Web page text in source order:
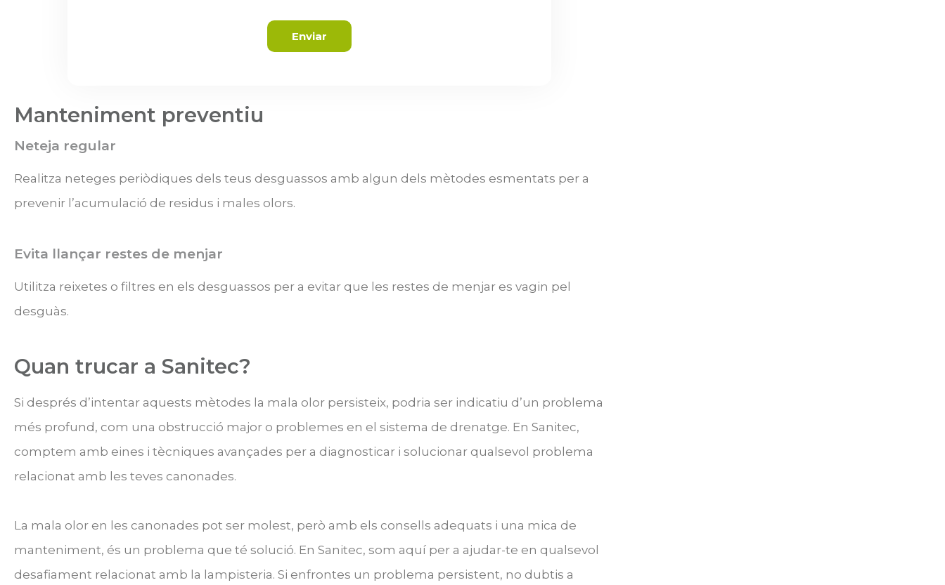
Enviar
Manteniment preventiu
Neteja regular
Realitza neteges periòdiques dels teus desguassos amb algun dels mètodes esmentats per a
prevenir l’acumulació de residus i males olors.
Evita llançar restes de menjar
Utilitza reixetes o filtres en els desguassos per a evitar que les restes de menjar es vagin pel
desguàs.
Quan trucar a Sanitec?
Si després d’intentar aquests mètodes la mala olor persisteix, podria ser indicatiu d’un problema
més profund, com una obstrucció major o problemes en el sistema de drenatge. En Sanitec,
comptem amb eines i tècniques avançades per a diagnosticar i solucionar qualsevol problema
relacionat amb les teves canonades.
La mala olor en les canonades pot ser molest, però amb els consells adequats i una mica de
manteniment, és un problema que té solució. En Sanitec, som aquí per a ajudar-te en qualsevol
desafiament relacionat amb la lampisteria. Si enfrontes un problema persistent, no dubtis a